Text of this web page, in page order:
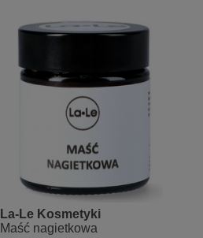
La-Le Kosmetyki
Maść nagietkowa